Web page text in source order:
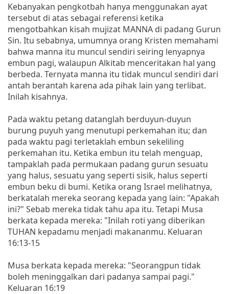
Kebanyakan pengkotbah hanya menggunakan ayat
tersebut di atas sebagai referensi ketika
mengotbahkan kisah mujizat MANNA di padang Gurun
Sin. Itu sebabnya, umumnya orang Kristen memahami
bahwa manna itu muncul sendiri seiring lenyapnya
embun pagi, walaupun Alkitab menceritakan hal yang
berbeda. Ternyata manna itu tidak muncul sendiri dari
antah berantah karena ada pihak lain yang terlibat.
Inilah kisahnya.
Pada waktu petang datanglah berduyun-duyun
burung puyuh yang menutupi perkemahan itu; dan
pada waktu pagi terletaklah embun sekeliling
perkemahan itu. Ketika embun itu telah menguap,
tampaklah pada permukaan padang gurun sesuatu
yang halus, sesuatu yang seperti sisik, halus seperti
embun beku di bumi. Ketika orang Israel melihatnya,
berkatalah mereka seorang kepada yang lain: "Apakah
ini?" Sebab mereka tidak tahu apa itu. Tetapi Musa
berkata kepada mereka: "Inilah roti yang diberikan
TUHAN kepadamu menjadi makananmu. Keluaran
16:13-15
Musa berkata kepada mereka: "Seorangpun tidak
boleh meninggalkan dari padanya sampai pagi."
Keluaran 16:19